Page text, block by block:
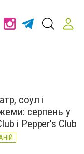
соул і
серпень у
і Pepper's Club